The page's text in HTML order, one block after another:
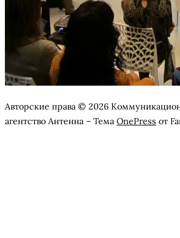
Авторские права © 2026
агентство Антенна – Тема OnePress от